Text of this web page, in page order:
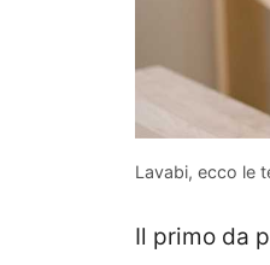
Lavabi, ecco le
Il primo da